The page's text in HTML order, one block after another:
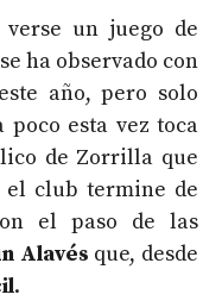
un juego de
ha observado con
año, pero solo
poco esta vez toca
de Zorrilla que
el club termine de
el paso de las
Alavés que, desde
.